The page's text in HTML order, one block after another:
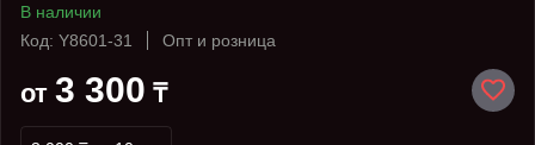
В наличии
Код: Y8601-31
Опт и розница
от 3 300 ₸